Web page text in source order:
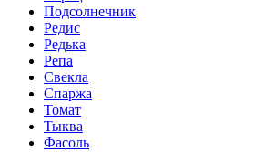
Подсолнечник
Редис
Редька
Репа
Свекла
Спаржа
Томат
Тыква
Фасоль